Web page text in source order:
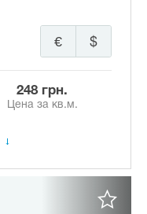
$
€
248 грн.
Цена за кв.м.